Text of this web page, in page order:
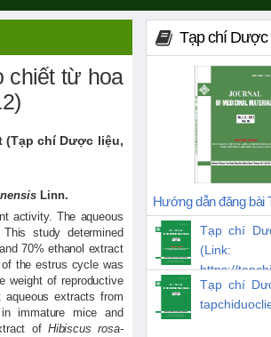
chiết từ hoa
(Tạp chí Dược liệu,
Linn.
activity. The aqueous
study determined
70% ethanol extract
the estrus cycle was
weight of reproductive
aqueous extracts from
immature mice and
of Hibiscus rosa-
Tạp chí Dược
Hướng dẫn đăng bài
Tạp chí
(Link:
https://
Tạp chí